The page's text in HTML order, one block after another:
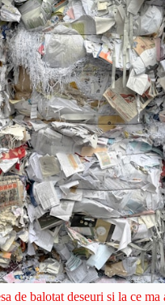
de balotat deseuri si la ce ma